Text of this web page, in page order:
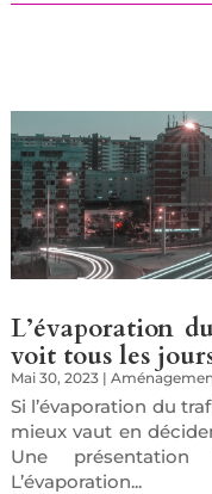
L’évaporation
voit tous les
Mai 30, 2023|
Si l’évaporation du
mieux vaut en
Une
L’évaporation...